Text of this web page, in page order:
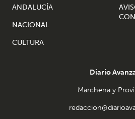
ANDALUCÍA
NACIONAL
CULTURA
Diario
Marchena y